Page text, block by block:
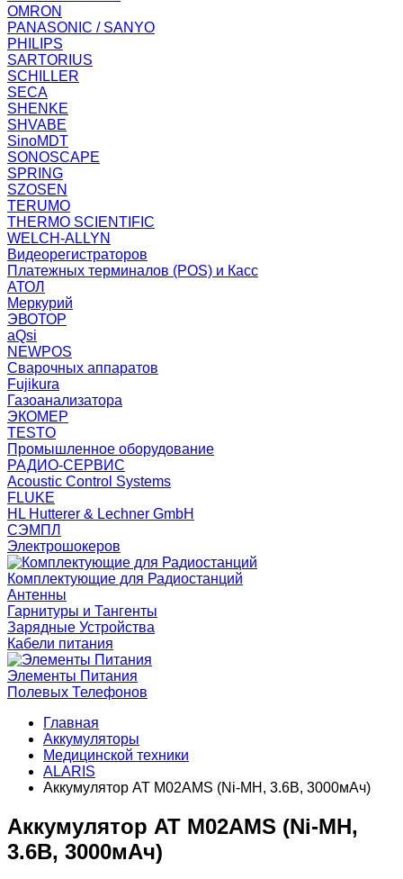
OMRON
PANASONIC / SANYO
PHILIPS
SARTORIUS
SCHILLER
SECA
SHENKE
SHVABE
SinoMDT
SONOSCAPE
SPRING
SZOSEN
TERUMO
THERMO SCIENTIFIC
WELCH-ALLYN
Видеорегистраторов
Платежных терминалов (POS) и Касс
АТОЛ
Меркурий
ЭВОТОР
aQsi
NEWPOS
Сварочных аппаратов
Fujikura
Газоанализатора
ЭКОМЕР
TESTO
Промышленное оборудование
РАДИО-СЕРВИС
Acoustic Control Systems
FLUKE
HL Hutterer & Lechner GmbH
СЭМПЛ
Электрошокеров
Комплектующие для Радиостанций
Антенны
Гарнитуры и Тангенты
Зарядные Устройства
Кабели питания
Элементы Питания
Полевых Телефонов
Главная
Аккумуляторы
Медицинской техники
ALARIS
Аккумулятор AT M02AMS (Ni-MH, 3.6В, 3000мАч)
Аккумулятор AT M02AMS (Ni-MH,
3.6В, 3000мАч)